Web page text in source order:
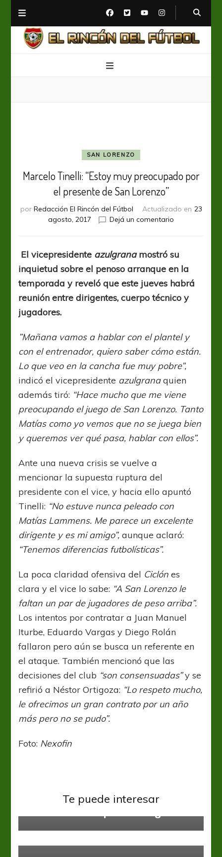
SAN LORENZO
Marcelo Tinelli: “Estoy muy preocupado por
el presente de San Lorenzo”
por Redacción El Rincón del Fútbol Actualizado en 23
agosto, 2017
Dejá un comentario
muy
preocupado
por
presente
Lorenzo”
El vicepresidente azulgranamostró su
inquietud sobre el penoso arranque en la
temporada y reveló que este jueves habrá
reunión entre dirigentes, cuerpo técnico y
jugadores.
”Mañana vamos a hablar con el plantel y
con el entrenador, quiero saber cómo están.
Lo que veo en la cancha fue muy pobre”,
indicó el vicepresidente azulgranaquien
además tiró: “Hace mucho que me viene
preocupando el juego de San Lorenzo. Tanto
Matías como yo vemos que no se juega bien
y queremos ver qué pasa, hablar con ellos”.
Ante una nueva crisis se vuelve a
mencionar la supuesta ruptura del
presidente con el vice, y hacia ello apuntó
Tinelli: “No estuve nunca peleado con
Matías Lammens. Me parece un excelente
dirigente y es mi amigo”, aunque aclaró:
“Tenemos diferencias futbolísticas”.
La poca claridad ofensiva del Ciclón es
clara y el vice lo sabe: “A San Lorenzo le
faltan un par de jugadores de peso arriba”.
Los intentos por contratar a Juan Manuel
Iturbe, Eduardo Vargas y Diego Rolán
fallaron pero aún se busca un referente en
el ataque. También mencionó que las
decisiones del club “son consensuadas”y se
refirió a Néstor Ortigoza: “Lo respeto mucho,
le ofrecimos un gran contrato por un año
más pero no se pudo”.
Foto: Nexofin
Te puede interesar
Internacionales